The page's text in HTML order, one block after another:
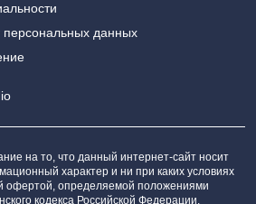
персональных данных
на то, что данный интернет-сайт носит
характер и ни при каких условиях
офертой, определяемой положениями
кодекса Российской Федерации.